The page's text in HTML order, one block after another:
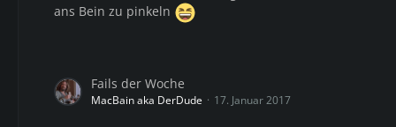
ans Bein zu pinkeln
Fails der Woche
MacBain aka DerDude 17. Januar 2017